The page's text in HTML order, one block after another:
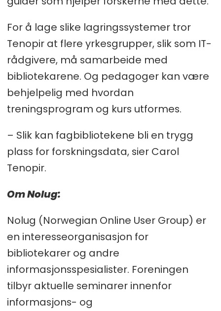
For å lage slike lagringssystemer tror
Tenopir at flere yrkesgrupper, slik som IT-
rådgivere, må samarbeide med
bibliotekarene. Og pedagoger kan være
behjelpelig med hvordan
treningsprogram og kurs utformes.
– Slik kan fagbibliotekene bli en trygg
plass for forskningsdata, sier Carol
Tenopir.
Om Nolug:
Nolug (Norwegian Online User Group) er
en interesseorganisasjon for
bibliotekarer og andre
informasjonsspesialister. Foreningen
tilbyr aktuelle seminarer innenfor
informasjons- og